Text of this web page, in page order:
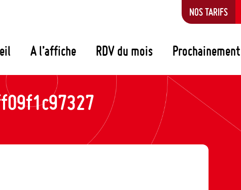
A l’affiche RDV du mois Prochainement
NOS TARIFS